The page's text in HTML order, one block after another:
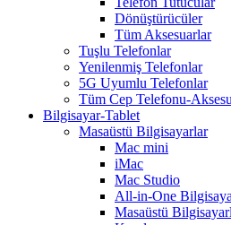
Dönüştürücüler
Tüm Aksesuarlar
Tuşlu Telefonlar
Yenilenmiş Telefonlar
5G Uyumlu Telefonlar
Tüm Cep Telefonu-
Bilgisayar-Tablet
Masaüstü Bilgisayarlar
Mac mini
iMac
Mac Studio
All-in-One
Masaüstü